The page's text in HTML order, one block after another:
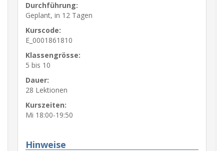
Durchführung:
Geplant, in 12 Tagen
Kurscode:
E_0001861810
Klassengrösse:
5 bis 10
Dauer:
28 Lektionen
Kurszeiten:
Mi 18:00-19:50
Hinweise